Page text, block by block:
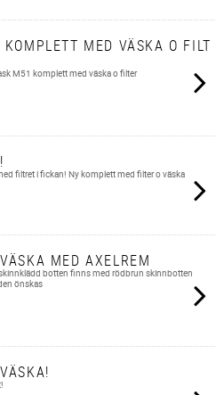
KOMPLETT MED VÄSKA O FILT
M51 komplett med väska o filter
filtret i fickan! Ny komplett med filter o väska
MED AXELREM
botten finns med rödbrun skinnbotten
önskas